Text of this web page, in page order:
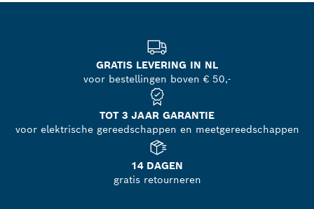
GRATIS LEVERING IN NL
voor bestellingen boven € 50,-
TOT 3 JAAR GARANTIE
voor elektrische gereedschappen en meetgereedschappen
14 DAGEN
gratis retourneren